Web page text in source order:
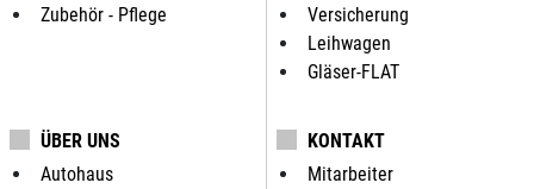
Zubehör - Pflege
Versicherung
Leihwagen
Gläser-FLAT
ÜBER UNS
Autohaus
KONTAKT
Mitarbeiter